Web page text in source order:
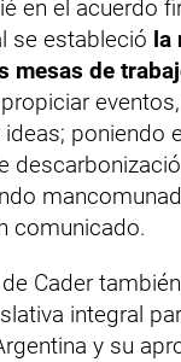
en el acuerdo
se estableció la
mesas de
poniendo
comunicado.
Cader
integral
y su